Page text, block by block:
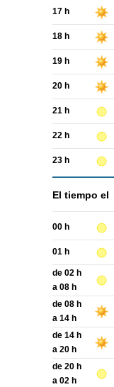
17 h
18 h
19 h
20 h
21 h
22 h
23 h
El tiempo el
00 h
01 h
de 02 h
a 08 h
de 08 h
a 14 h
de 14 h
a 20 h
de 20 h
a 02 h